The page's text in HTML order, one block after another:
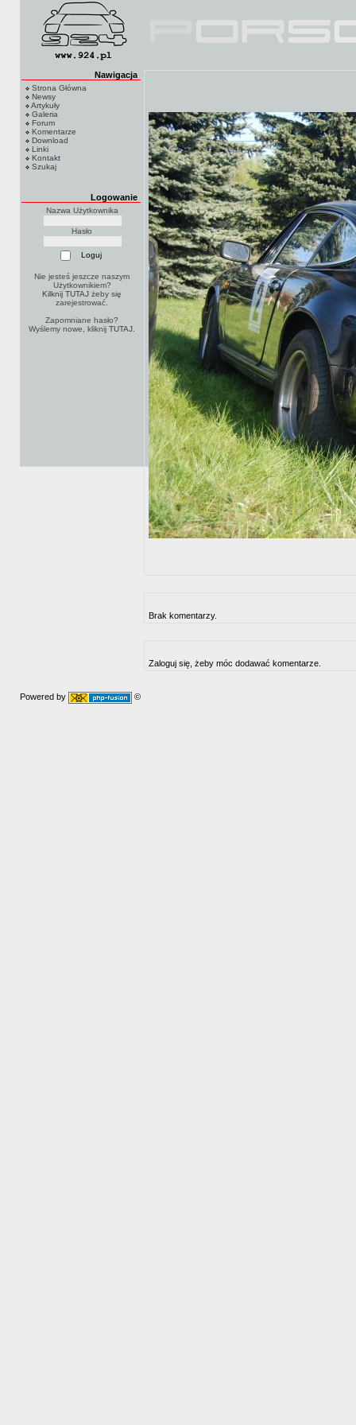
Nawigacja
Strona Główna
Newsy
Artykuły
Galeria
Forum
Komentarze
Download
Linki
Kontakt
Szukaj
Logowanie
Nazwa Użytkownika
Hasło
Nie jesteś jeszcze naszym
Użytkownikiem?
Kilknij TUTAJ żeby się
zarejestrować.
Zapomniane hasło?
Wyślemy nowe, kliknijTUTAJ
Brak komentarzy.
Zaloguj się, żeby móc dodawać komentarze.
Powered by ©